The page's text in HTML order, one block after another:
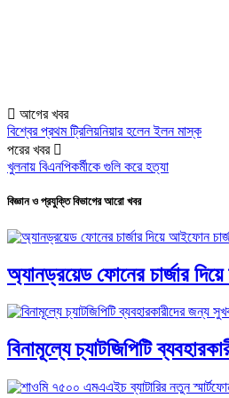
আগের খবর
বিশ্বের প্রথম ট্রিলিয়নিয়ার হলেন ইলন মাস্ক
পরের খবর
খুলনায় বিএনপিকর্মীকে গুলি করে হত্যা
বিজ্ঞান ও প্রযুক্তি বিভাগের আরো খবর
অ্যানড্রয়েড ফোনের চার্জার
বিনামূল্যে চ্যাটজিপিটি